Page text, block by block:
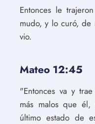
Entonces le
mudo, y lo curó,
vio.
Mateo 12:45
"Entonces va y
más malos que
último estado de